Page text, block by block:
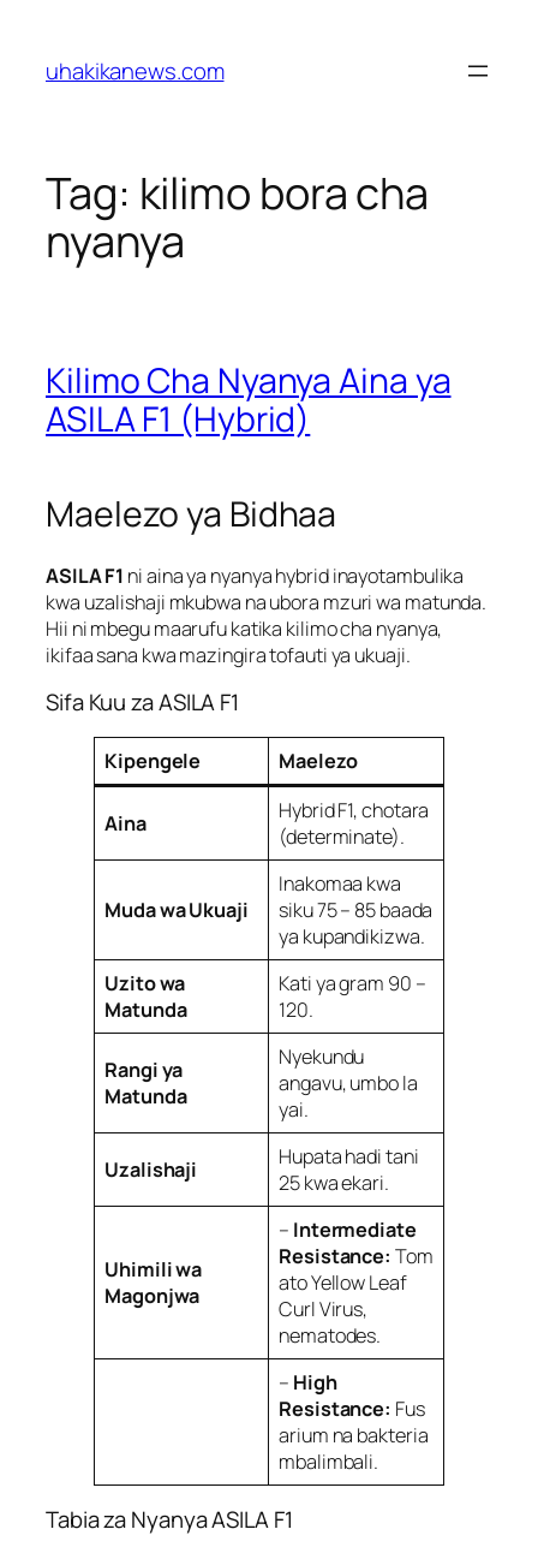
content
uhakikanews.com
Tag: kilimo bora cha
nyanya
Kilimo Cha Nyanya Aina ya
ASILA F1 (Hybrid)
Maelezo ya Bidhaa
ASILA F1 ni aina ya nyanya hybrid inayotambulika
kwa uzalishaji mkubwa na ubora mzuri wa matunda.
Hii ni mbegu maarufu katika kilimo cha nyanya,
ikifaa sana kwa mazingira tofauti ya ukuaji.
Sifa Kuu za ASILA F1
Kipengele Maelezo
Aina
Hybrid F1, chotara
(determinate).
Muda wa Ukuaji
Inakomaa kwa
siku 75 – 85 baada
ya kupandikizwa.
Uzito wa
Matunda
Kati ya gram 90 –
120.
Rangi ya
Matunda
Nyekundu
angavu, umbo la
yai.
Uzalishaji
Hupata hadi tani
25 kwa ekari.
Uhimili wa
Magonjwa
– Intermediate
Resistance: Tom
ato Yellow Leaf
Curl Virus,
nematodes.
– High
Resistance: Fus
arium na bakteria
mbalimbali.
Tabia za Nyanya ASILA F1